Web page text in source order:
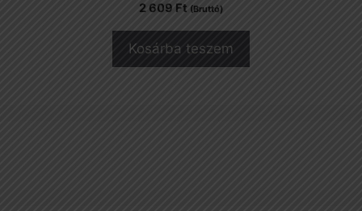
2 609 Ft (Bruttó)
Kosárba teszem